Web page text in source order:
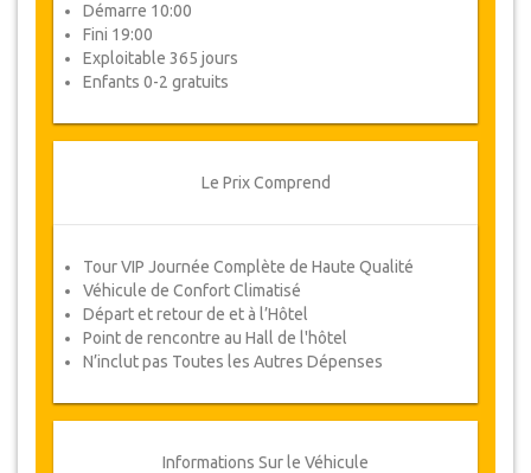
Démarre 10:00
Fini 19:00
Exploitable 365 jours
Enfants 0-2 gratuits
Le Prix Comprend
Tour VIP Journée Complète de Haute Qualité
Véhicule de Confort Climatisé
Départ et retour de et à l’Hôtel
Point de rencontre au Hall de l'hôtel
N’inclut pas Toutes les Autres Dépenses
Informations Sur le Véhicule